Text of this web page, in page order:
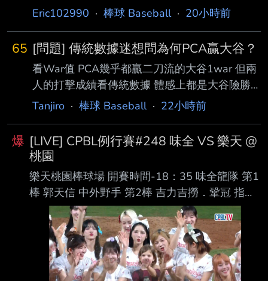
0.705 【第一打席】空振 【第二打席】四球
［180.6km , 12度］ 今天一日一善林安可，前
三打席對左投兩次三振一個四壞球保送，第四打
席面對右投擊出近 期最強勁的一球，初速約
112mph形成二壘安打，賽後OPS站回0.7。 ---
- Sent from BePTT on my Samsung SM-S9360
--
Eric102990 · 棒球 Baseball· 20小時前
65 [問題] 傳統數據迷想問為何PCA贏大谷？
看War值 PCA幾乎都贏二刀流的大谷1war 但兩
人的打擊成績看傳統數據 體感上都是大谷險勝
大谷又有ACE等級的投球成績 為何進階數據好
Tanjiro · 棒球 Baseball· 22小時前
爆 [LIVE] CPBL例行賽#248 味全 VS 樂天 @
桃園
樂天桃園棒球場 開賽時間-18：35 味全龍隊 第1
棒 郭天信 中外野手 第2棒 吉力吉撈．鞏冠 指定
打擊 第3棒 朱育賢 一壘手 第4棒 劉基鴻 三壘手
第5棒 李凱威 二壘手 第6棒 張政禹 游擊手 第7棒
張祐嘉 右外野手 第8棒 蔣少宏 捕手 第9棒 陳子
豪 左外野手 先發投手 鋼龍 樂天桃猿隊 第1棒 陳
晨威 右外野手 第2棒 林政華 中外野手 第3棒